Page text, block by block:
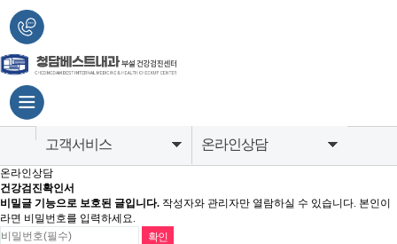
고객서비스
병원소개
종합건강검진센터
온라인상담
온라인상담
건강검진확인서
비밀글 기능으로 보호된 글입니다. 작성자와 관리자만 열람하실 수 있습니다. 본인이
라면 비밀번호를 입력하세요.